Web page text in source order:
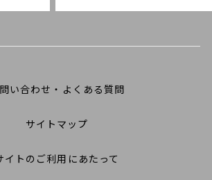
い合わせ・よくある質問
サイトマップ
イトのご利用にあたって